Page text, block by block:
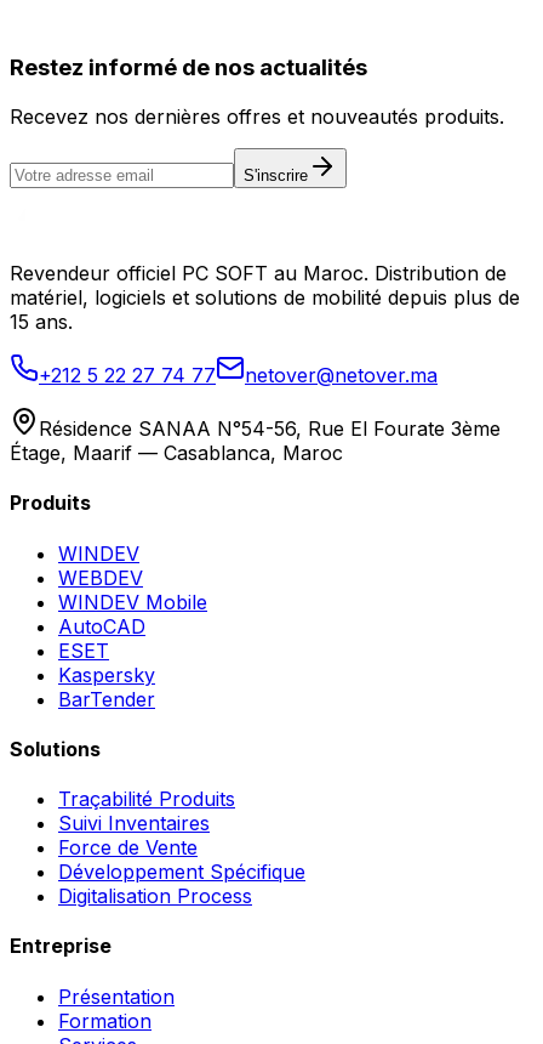
Restez informé de nos actualités
Recevez nos dernières offres et nouveautés produits.
S'inscrire
Revendeur officiel PC SOFT au Maroc. Distribution de
matériel, logiciels et solutions de mobilité depuis plus de
15 ans.
+212 5 22 27 74 77 netover@netover.ma
Résidence SANAA N°54-56, Rue El Fourate 3ème
Étage, Maarif — Casablanca, Maroc
Produits
WINDEV
WEBDEV
WINDEV Mobile
AutoCAD
ESET
Kaspersky
BarTender
Solutions
Traçabilité Produits
Suivi Inventaires
Force de Vente
Développement Spécifique
Digitalisation Process
Entreprise
Présentation
Formation